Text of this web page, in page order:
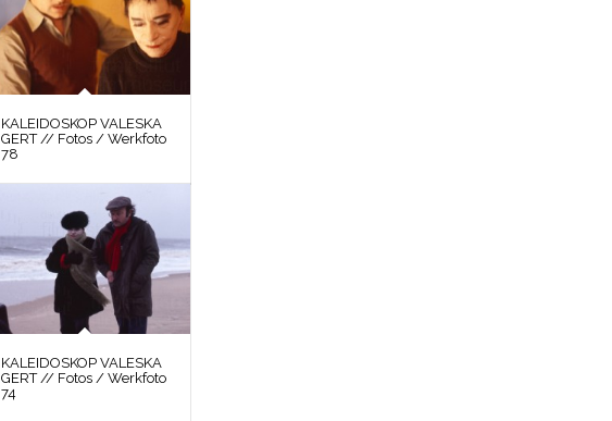
KALEIDOSKOP VALESKA
GERT // Fotos / Werkfoto
78
KALEIDOSKOP VALESKA
GERT // Fotos / Werkfoto
74